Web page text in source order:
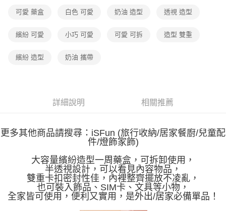
可愛 藥盒 白色 可愛 奶油 造型 透視 造型
繽紛 可愛 小巧 可愛 可愛 可拆 造型 雙重
繽紛 造型 奶油 攜帶
詳細說明 相關推薦
更多其他商品請搜尋：iSFun (旅行收納/居家餐廚/兒童配
件/燈飾家飾)
大容量繽紛造型一周藥盒，可拆卸使用，
半透視設計，可以看見內容物品，
雙重卡扣密封性佳，內裡整齊擺放不凌亂，
也可裝入飾品、SIM卡、文具等小物，
全家皆可使用，便利又實用，是外出/居家必備單品！